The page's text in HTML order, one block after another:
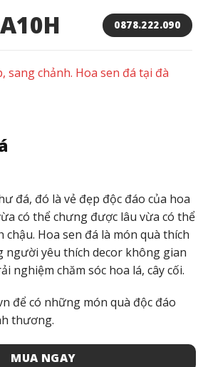
0878.222.090
đá, đó là vẻ đẹp độc đáo của hoa
có thể chưng được lâu vừa có thể
Hoa sen đá là món quà thích
người yêu thích decor không gian
nghiệm chăm sóc hoa lá, cây cối.
để có những món quà độc đáo
thương.
MUA NGAY